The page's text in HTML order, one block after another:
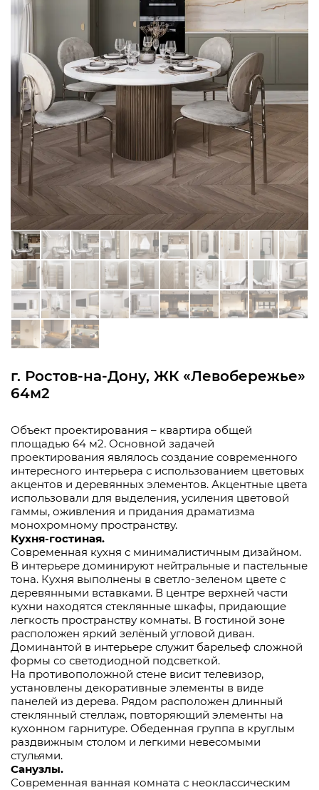
г. Ростов-на-Дону, ЖК «Левобережье»
64м2
Объект проектирования – квартира общей
площадью 64 м2. Основной задачей
проектирования являлось создание современного
интересного интерьера с использованием цветовых
акцентов и деревянных элементов. Акцентные цвета
использовали для выделения, усиления цветовой
гаммы, оживления и придания драматизма
монохромному пространству.
Кухня-гостиная.
Современная кухня с минималистичным дизайном.
В интерьере доминируют нейтральные и пастельные
тона. Кухня выполнены в светло-зеленом цвете с
деревянными вставками. В центре верхней части
кухни находятся стеклянные шкафы, придающие
легкость пространству комнаты. В гостиной зоне
расположен яркий зелёный угловой диван.
Доминантой в интерьере служит барельеф сложной
формы со светодиодной подсветкой.
На противоположной стене висит телевизор,
установлены декоративные элементы в виде
панелей из дерева. Рядом расположен длинный
стеклянный стеллаж, повторяющий элементы на
кухонном гарнитуре. Обеденная группа в круглым
раздвижным столом и легкими невесомыми
стульями.
Санузлы.
Современная ванная комната с неоклассическим